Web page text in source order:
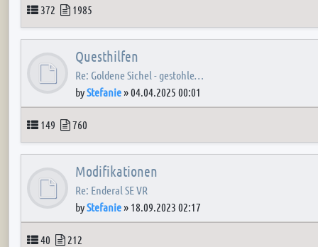
Topics
372 Posts
1985
Questhilfen
Re: Goldene Sichel - gestohle…
byStefanie»04.04.2025 00:01
Topics
149 Posts
760
Modifikationen
Re: Enderal SE VR
byStefanie» 18.09.2023 02:17
Topics
40 Posts
212